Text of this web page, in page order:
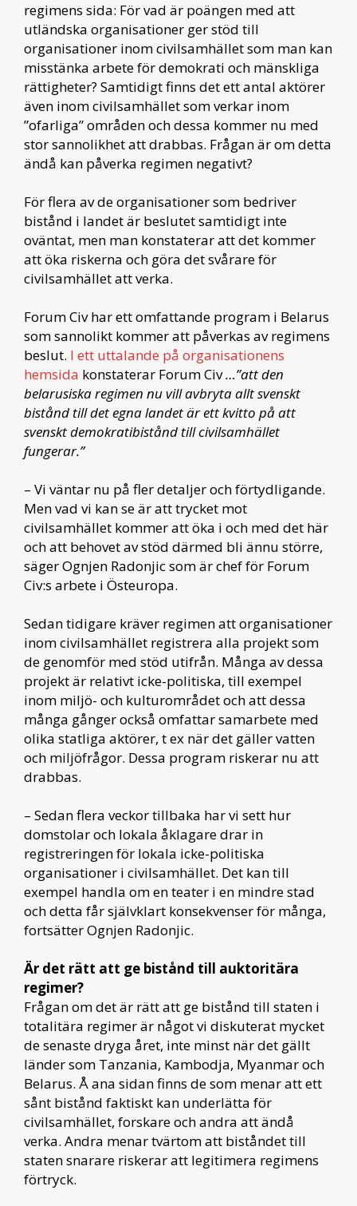
regimens sida: För vad är poängen med att
utländska organisationer ger stöd till
organisationer inom civilsamhället som man kan
misstänka arbete för demokrati och mänskliga
rättigheter? Samtidigt finns det ett antal aktörer
även inom civilsamhället som verkar inom
”ofarliga” områden och dessa kommer nu med
stor sannolikhet att drabbas. Frågan är om detta
ändå kan påverka regimen negativt?
För flera av de organisationer som bedriver
bistånd i landet är beslutet samtidigt inte
oväntat, men man konstaterar att det kommer
att öka riskerna och göra det svårare för
civilsamhället att verka.
Forum Civ har ett omfattande program i Belarus
som sannolikt kommer att påverkas av regimens
beslut. I ett uttalande på organisationens
hemsida konstaterar Forum Civ…”att den
belarusiska regimen nu vill avbryta allt svenskt
bistånd till det egna landet är ett kvitto på att
svenskt demokratibistånd till civilsamhället
fungerar.”
– Vi väntar nu på fler detaljer och förtydligande.
Men vad vi kan se är att trycket mot
civilsamhället kommer att öka i och med det här
och att behovet av stöd därmed bli ännu större,
säger Ognjen Radonjic som är chef för Forum
Civ:s arbete i Östeuropa.
Sedan tidigare kräver regimen att organisationer
inom civilsamhället registrera alla projekt som
de genomför med stöd utifrån. Många av dessa
projekt är relativt icke-politiska, till exempel
inom miljö- och kulturområdet och att dessa
många gånger också omfattar samarbete med
olika statliga aktörer, t ex när det gäller vatten
och miljöfrågor. Dessa program riskerar nu att
drabbas.
– Sedan flera veckor tillbaka har vi sett hur
domstolar och lokala åklagare drar in
registreringen för lokala icke-politiska
organisationer i civilsamhället. Det kan till
exempel handla om en teater i en mindre stad
och detta får självklart konsekvenser för många,
fortsätter Ognjen Radonjic.
Är det rätt att ge bistånd till auktoritära
regimer?
Frågan om det är rätt att ge bistånd till staten i
totalitära regimer är något vi diskuterat mycket
de senaste dryga året, inte minst när det gällt
länder som Tanzania, Kambodja, Myanmar och
Belarus. Å ana sidan finns de som menar att ett
sånt bistånd faktiskt kan underlätta för
civilsamhället, forskare och andra att ändå
verka. Andra menar tvärtom att biståndet till
staten snarare riskerar att legitimera regimens
förtryck.